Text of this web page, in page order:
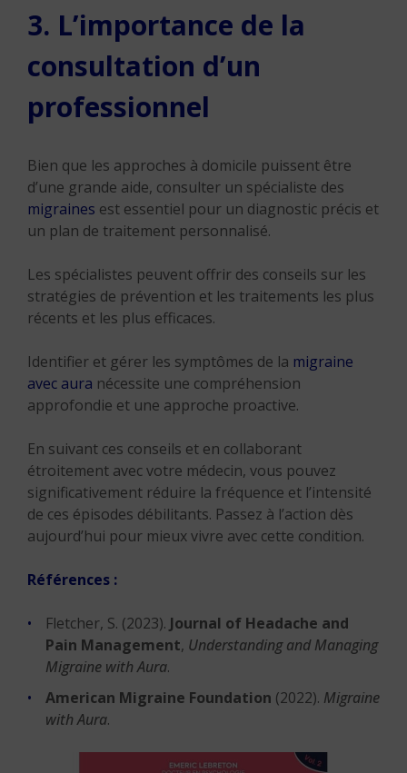
3. L’importance de la
consultation d’un
professionnel
Bien que les approches à domicile puissent être
d’une grande aide, consulter un spécialiste des
migraines est essentiel pour un diagnostic précis et
un plan de traitement personnalisé.
Les spécialistes peuvent offrir des conseils sur les
stratégies de prévention et les traitements les plus
récents et les plus efficaces.
Identifier et gérer les symptômes de la migraine
avec aura nécessite une compréhension
approfondie et une approche proactive.
En suivant ces conseils et en collaborant
étroitement avec votre médecin, vous pouvez
significativement réduire la fréquence et l’intensité
de ces épisodes débilitants. Passez à l’action dès
aujourd’hui pour mieux vivre avec cette condition.
Références :
Fletcher, S. (2023). Journal of Headache and
Pain Management, Understanding and Managing
Migraine with Aura.
American Migraine Foundation (2022). Migraine
with Aura.